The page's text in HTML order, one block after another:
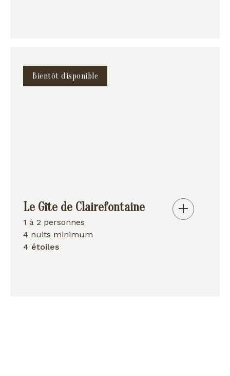
Bientôt disponible
Le Gîte de Clairefontaine
1 à 2 personnes
4 nuits minimum
4 étoiles